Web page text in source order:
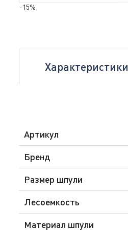
-15%
Характеристики
Артикул
Бренд
Размер шпули
Лесоемкость
Материал шпули